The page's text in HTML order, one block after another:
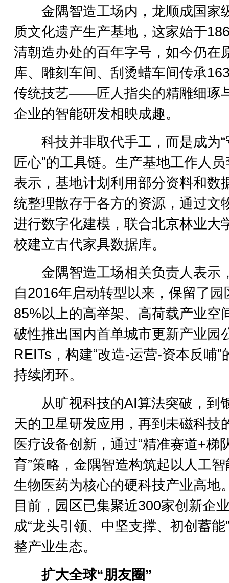
金隅智造工场内，龙顺成国家
质文化遗产生产基地，这家始于
清朝造办处的百年字号，如今仍在
库、雕刻车间、刮烫蜡车间传承
传统技艺——匠人指尖的精雕细琢
企业的智能研发相映成趣。
科技并非取代手工，而是成为“
匠心”的工具链。生产基地工作人
表示，基地计划利用部分资料和数
统整理散存于各方的资源，通过文
进行数字化建模，联合北京林业大
校建立古代家具数据库。
金隅智造工场相关负责人表示
自2016年启动转型以来，保留了园
85%以上的高举架、高荷载产业空
破性推出国内首单城市更新产业园
REITs，构建“改造-运营-资本反哺”
持续闭环。
从旷视科技的AI算法突破，到
天的卫星研发应用，再到未磁科技
医疗设备创新，通过“精准赛道+梯
育”策略，金隅智造构筑起以人工
生物医药为核心的硬科技产业高地
目前，园区已集聚近300家创新企
成“龙头引领、中坚支撑、初创蓄能
整产业生态。
扩大全球“朋友圈”